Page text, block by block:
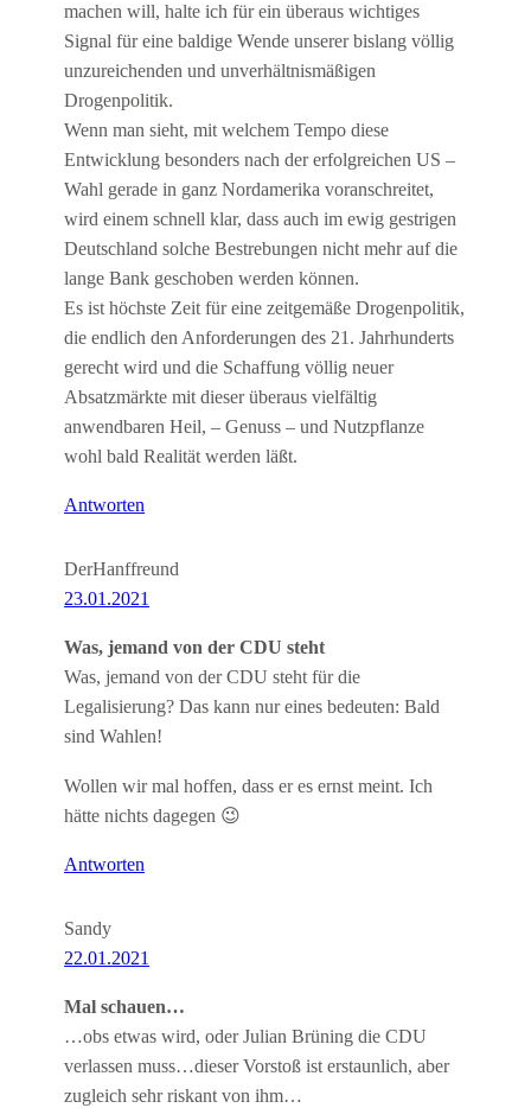
machen will, halte ich für ein überaus wichtiges
Signal für eine baldige Wende unserer bislang völlig
unzureichenden und unverhältnismäßigen
Drogenpolitik.
Wenn man sieht, mit welchem Tempo diese
Entwicklung besonders nach der erfolgreichen US –
Wahl gerade in ganz Nordamerika voranschreitet,
wird einem schnell klar, dass auch im ewig gestrigen
Deutschland solche Bestrebungen nicht mehr auf die
lange Bank geschoben werden können.
Es ist höchste Zeit für eine zeitgemäße Drogenpolitik,
die endlich den Anforderungen des 21. Jahrhunderts
gerecht wird und die Schaffung völlig neuer
Absatzmärkte mit dieser überaus vielfältig
anwendbaren Heil, – Genuss – und Nutzpflanze
wohl bald Realität werden läßt.
Antworten
DerHanffreund
23.01.2021
Was, jemand von der CDU steht
Was, jemand von der CDU steht für die
Legalisierung? Das kann nur eines bedeuten: Bald
sind Wahlen!
Wollen wir mal hoffen, dass er es ernst meint. Ich
hätte nichts dagegen 😉
Antworten
Sandy
22.01.2021
Mal schauen…
…obs etwas wird, oder Julian Brüning die CDU
verlassen muss…dieser Vorstoß ist erstaunlich, aber
zugleich sehr riskant von ihm…